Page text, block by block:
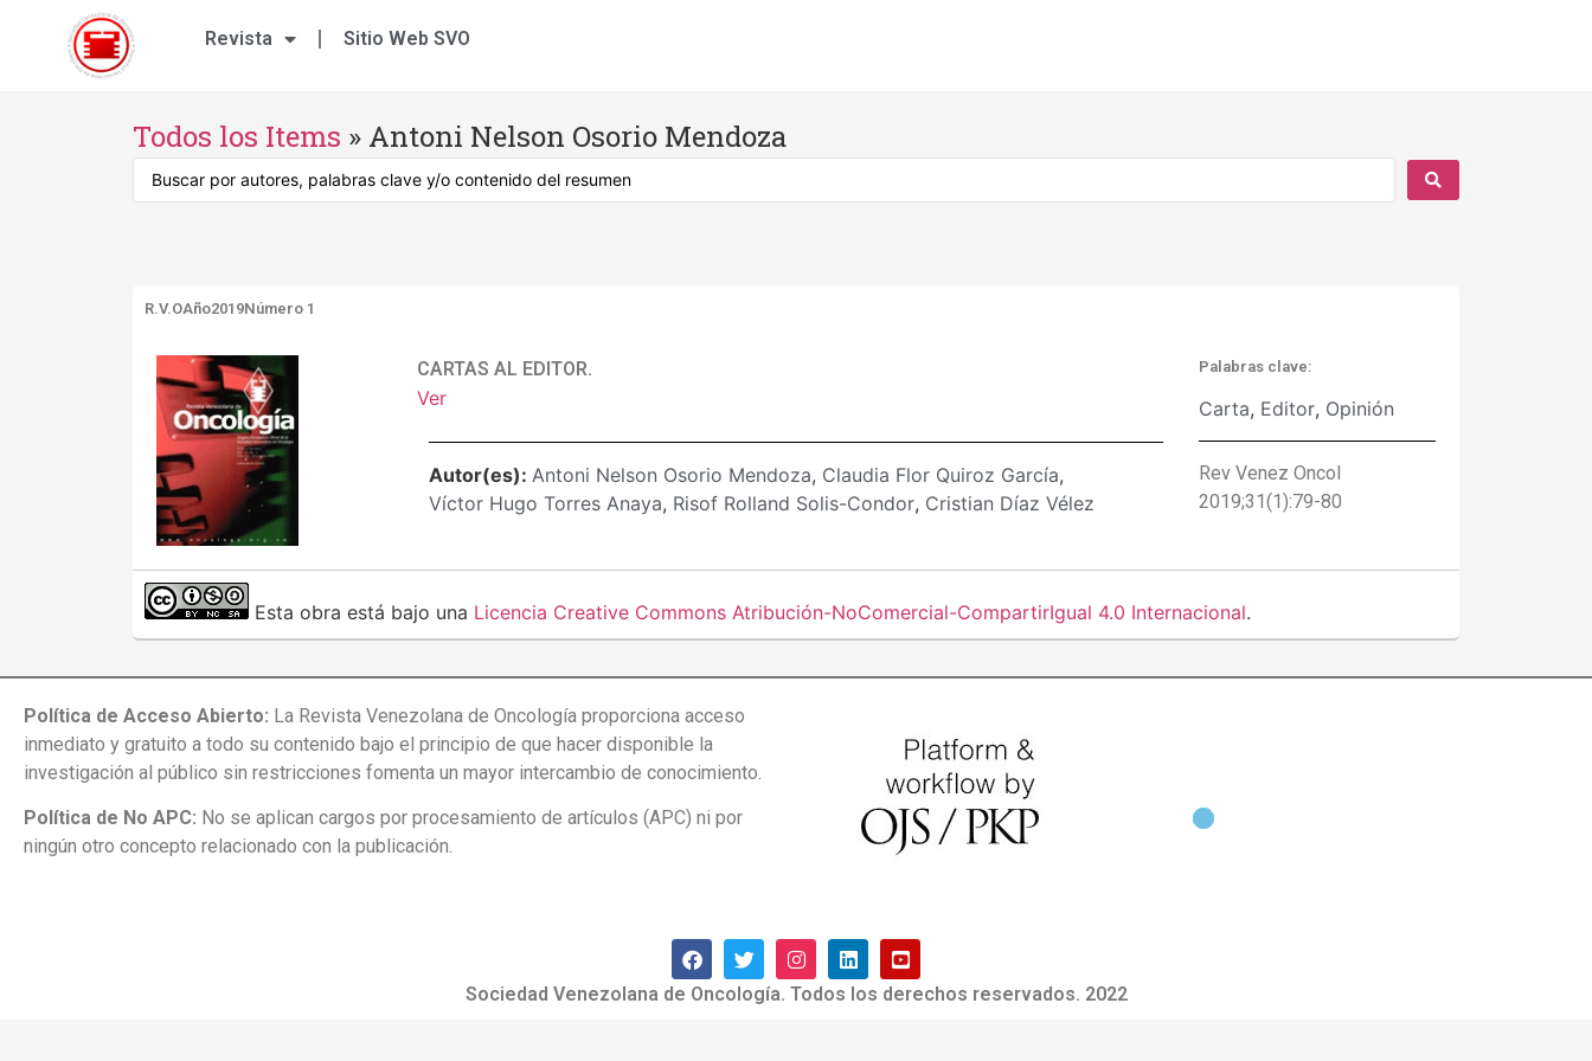
Revista Sitio Web SVO
Todos los Items » Antoni Nelson Osorio Mendoza
R.V.OAño2019Número 1
CARTAS AL EDITOR.
Ver
Autor(es): Antoni Nelson Osorio Mendoza, Claudia Flor Quiroz García,
Víctor Hugo Torres Anaya, Risof Rolland Solis-Condor, Cristian Díaz Vélez
Palabras clave:
Carta, Editor, Opinión
Rev Venez Oncol
2019;31(1):79-80
Esta obra está bajo una Licencia Creative Commons Atribución-NoComercial-CompartirIgual 4.0 Internacional.
Política de Acceso Abierto: La Revista Venezolana de Oncología proporciona acceso
inmediato y gratuito a todo su contenido bajo el principio de que hacer disponible la
investigación al público sin restricciones fomenta un mayor intercambio de conocimiento.
Política de No APC: No se aplican cargos por procesamiento de artículos (APC) ni por
ningún otro concepto relacionado con la publicación.
Sociedad Venezolana de Oncología. Todos los derechos reservados. 2022